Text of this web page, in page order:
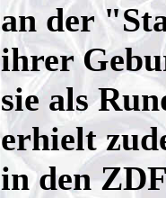
an der
ihrer
sie als
erhielt
in den